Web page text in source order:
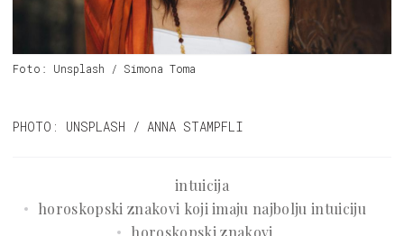
Foto: Unsplash / Simona Toma
PHOTO: UNSPLASH / ANNA STAMPFLI
intuicija
horoskopski znakovi koji imaju najbolju intuiciju
horoskopski znakovi